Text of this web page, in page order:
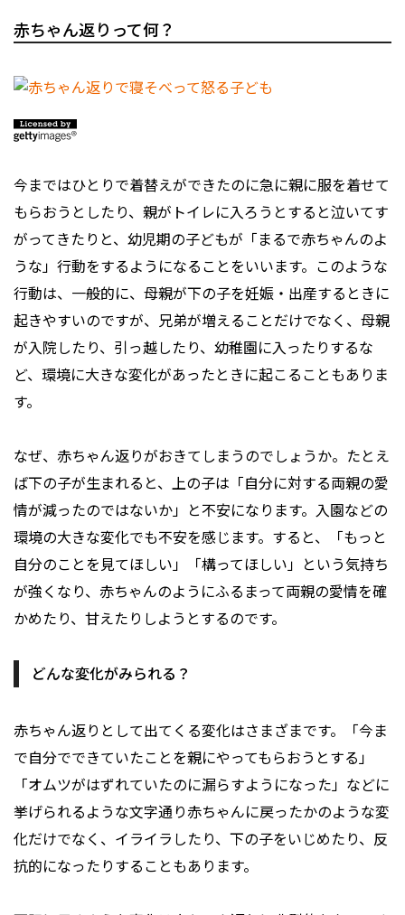
赤ちゃん返りって何？
今まではひとりで着替えができたのに急に親に服を着せて
もらおうとしたり、親がトイレに入ろうとすると泣いてす
がってきたりと、幼児期の子どもが「まるで赤ちゃんのよ
うな」行動をするようになることをいいます。このような
行動は、一般的に、母親が下の子を妊娠・出産するときに
起きやすいのですが、兄弟が増えることだけでなく、母親
が入院したり、引っ越したり、幼稚園に入ったりするな
ど、環境に大きな変化があったときに起こることもありま
す。
なぜ、赤ちゃん返りがおきてしまうのでしょうか。たとえ
ば下の子が生まれると、上の子は「自分に対する両親の愛
情が減ったのではないか」と不安になります。入園などの
環境の大きな変化でも不安を感じます。すると、「もっと
自分のことを見てほしい」「構ってほしい」という気持ち
が強くなり、赤ちゃんのようにふるまって両親の愛情を確
かめたり、甘えたりしようとするのです。
どんな変化がみられる？
赤ちゃん返りとして出てくる変化はさまざまです。「今ま
で自分でできていたことを親にやってもらおうとする」
「オムツがはずれていたのに漏らすようになった」などに
挙げられるような文字通り赤ちゃんに戻ったかのような変
化だけでなく、イライラしたり、下の子をいじめたり、反
抗的になったりすることもあります。